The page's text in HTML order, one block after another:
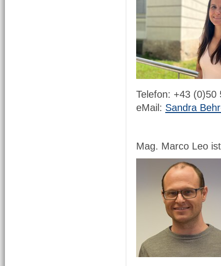
Telefon: +43 (0)50
eMail: Sandra
Mag. Marco Leo